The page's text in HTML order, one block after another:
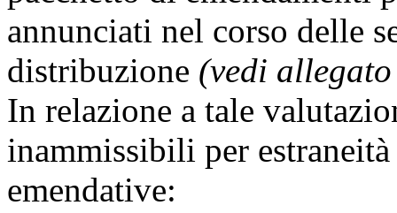
annunciati nel corso delle
distribuzione (vedi
In relazione a tale
inammissibili per
emendative: